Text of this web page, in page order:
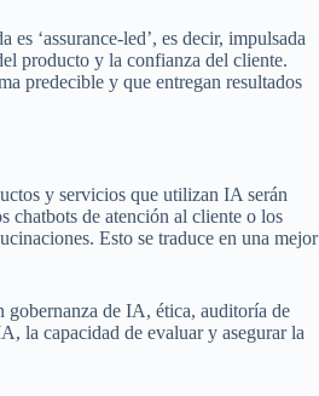
‘assurance-led’, es decir, impulsada
producto y la confianza del cliente.
predecible y que entregan resultados
y servicios que utilizan IA serán
chatbots de atención al cliente o los
Esto se traduce en una mejor
gobernanza de IA, ética, auditoría de
la capacidad de evaluar y asegurar la